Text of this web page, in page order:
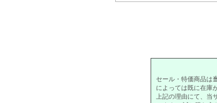
セール・特価商品は
によっては既に在庫
上記の理由にて、当